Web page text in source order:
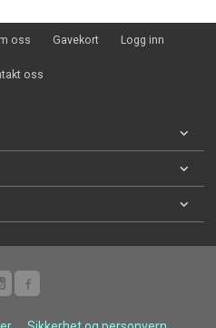
oss Gavekort Logg inn
oss